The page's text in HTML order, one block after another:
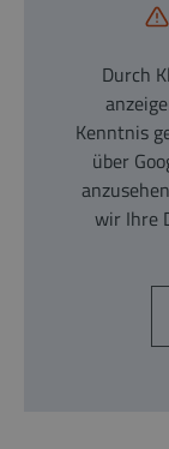
Durch
Kenntnis
über
wir Ihre